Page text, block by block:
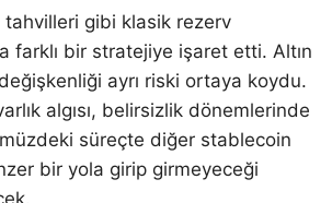
tahvilleri gibi klasik rezerv
farklı bir stratejiye işaret etti. Altın
ayrı riski ortaya koydu.
algısı, belirsizlik dönemlerinde
süreçte diğer stablecoin
bir yola girip girmeyeceği